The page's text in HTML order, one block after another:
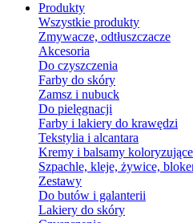
Produkty
Wszystkie produkty
Zmywacze, odtłuszczacze
Akcesoria
Do czyszczenia
Farby do skóry
Zamsz i nubuck
Do pielęgnacji
Farby i lakiery do krawędzi
Tekstylia i alcantara
Kremy i balsamy koloryzujące
Szpachle, kleje, żywice,
Zestawy
Do butów i galanterii
Lakiery do skóry